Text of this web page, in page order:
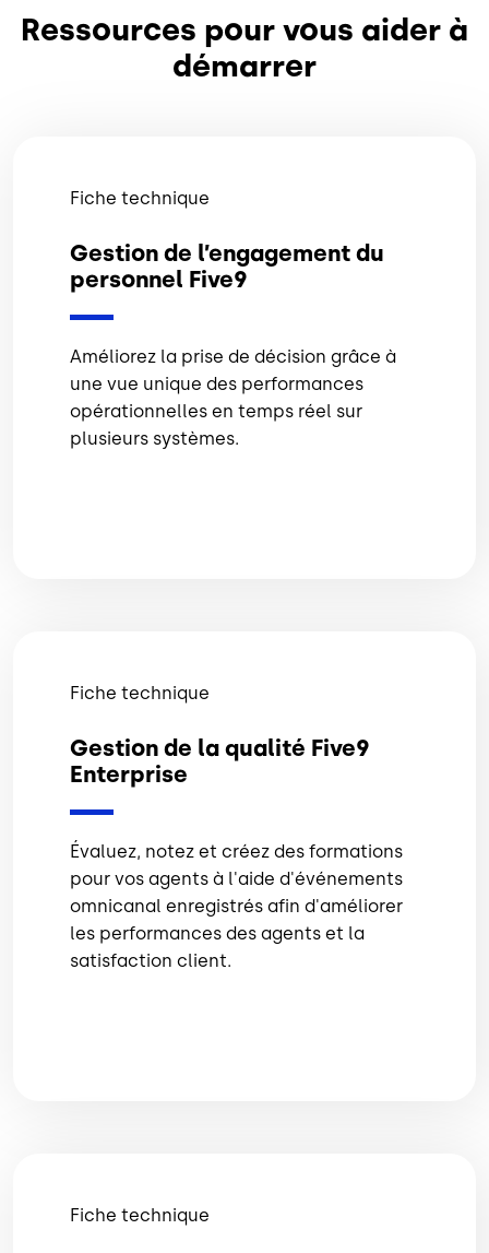
Ressources pour vous aider à
démarrer
Fiche technique
Gestion de l’engagement du
personnel Five9
Améliorez la prise de décision grâce à
une vue unique des performances
opérationnelles en temps réel sur
plusieurs systèmes.
Fiche technique
Gestion de la qualité Five9
Enterprise
Évaluez, notez et créez des formations
pour vos agents à l'aide d'événements
omnicanal enregistrés afin d'améliorer
les performances des agents et la
satisfaction client.
Fiche technique